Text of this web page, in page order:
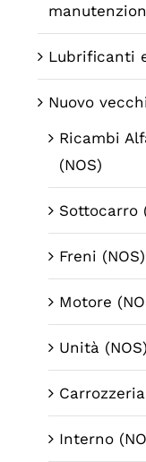
Lubrificanti
Nuovo
Ricambi
(NOS)
Sottocarro
Freni (NOS)
Motore
Unità (NOS)
Interno